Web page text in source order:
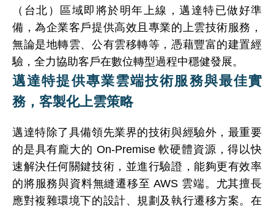
（台北）區域即將於明年上線，邁達特已做好準
備，為企業客戶提供高效且專業的上雲技術服務，
無論是地轉雲、公有雲移轉等，憑藉豐富的建置經
驗，全力協助客戶在數位轉型過程中穩健發展。
邁達特提供專業雲端技術服務與最佳實
務，客製化上雲策略
邁達特除了具備領先業界的技術與經驗外，最重要
的是具有龐大的 On-Premise 軟硬體資源，得以快
速解決任何關鍵技術，並進行驗證，能夠更有效率
的將服務與資料無縫遷移至 AWS 雲端。尤其擅長
應對複雜環境下的設計、規劃及執行遷移方案。在